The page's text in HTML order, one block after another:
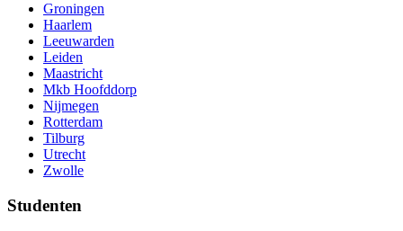
Groningen
Haarlem
Leeuwarden
Leiden
Maastricht
Mkb Hoofddorp
Nijmegen
Rotterdam
Tilburg
Utrecht
Zwolle
Studenten